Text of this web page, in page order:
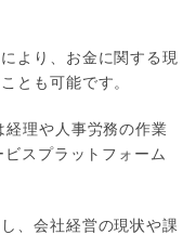
より、お金に関する現
とも可能です。
理や人事労務の作業
スプラットフォーム
、会社経営の現状や課